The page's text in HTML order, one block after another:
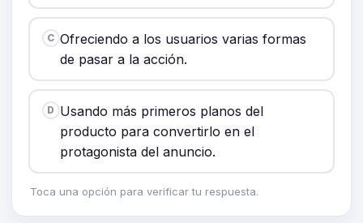
C Ofreciendo a los usuarios varias formas
de pasar a la acción.
D Usando más primeros planos del
producto para convertirlo en el
protagonista del anuncio.
Toca una opción para verificar tu respuesta.